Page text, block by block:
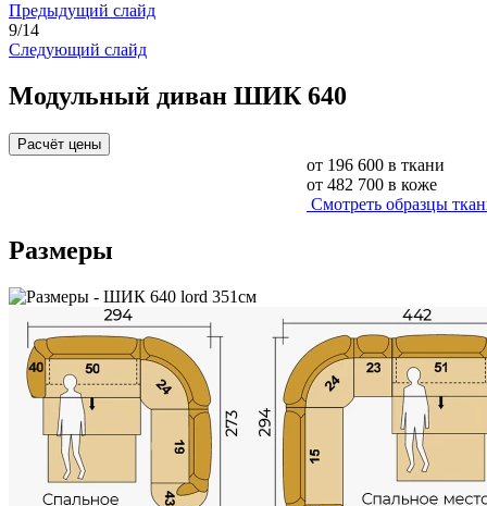
Предыдущий слайд
9/14
Следующий слайд
Модульный диван ШИК 640
Расчёт цены
от 196 600 в ткани
от 482 700 в коже
Смотреть образцы
Размеры